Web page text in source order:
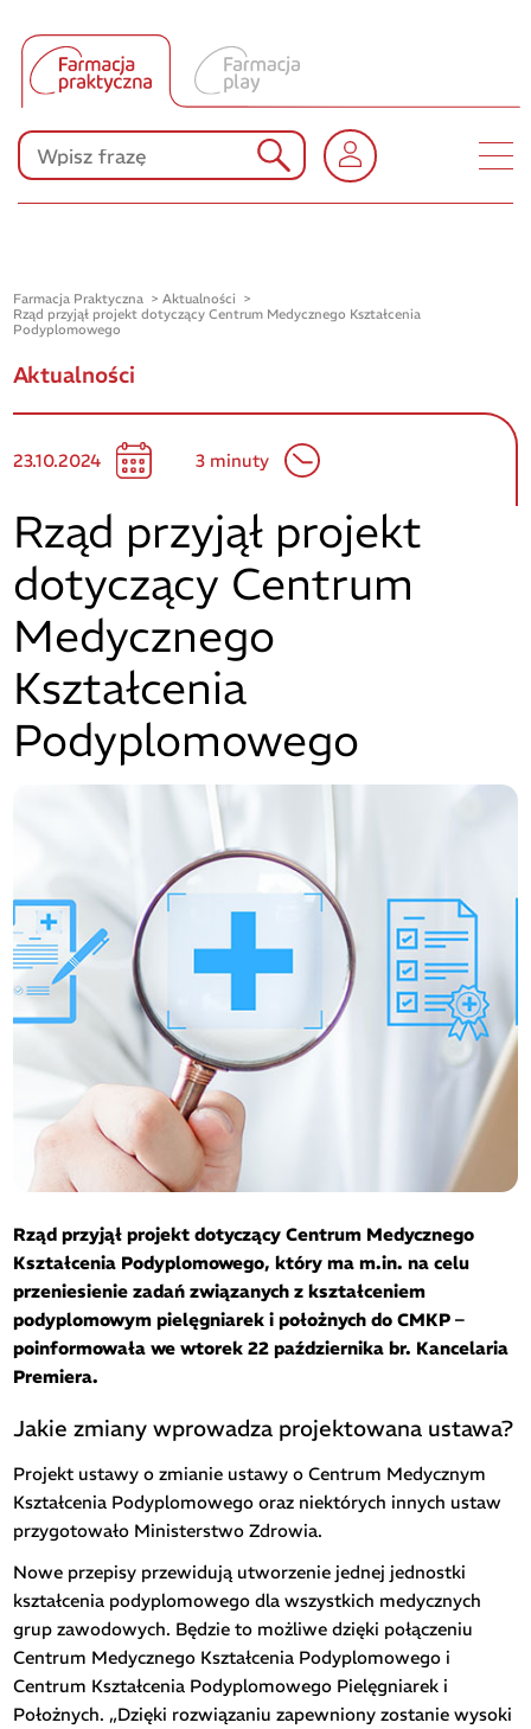
Produkty Polpharmy
KONKURSY
Farmacja Praktyczna
Aktualności
Rząd przyjął projekt dotyczący Centrum Medycznego Kształcenia
Podyplomowego
Aktualności
23.10.2024 3 minuty
Rząd przyjął projekt
dotyczący Centrum
Medycznego
Kształcenia
Podyplomowego
Rząd przyjął projekt dotyczący Centrum Medycznego
Kształcenia Podyplomowego, który ma m.in. na celu
przeniesienie zadań związanych z kształceniem
podyplomowym pielęgniarek i położnych do CMKP –
poinformowała we wtorek 22 października br. Kancelaria
Premiera.
Jakie zmiany wprowadza projektowana ustawa?
Projekt ustawy o zmianie ustawy o Centrum Medycznym
Kształcenia Podyplomowego oraz niektórych innych ustaw
przygotowało Ministerstwo Zdrowia.
Nowe przepisy przewidują utworzenie jednej jednostki
kształcenia podyplomowego dla wszystkich medycznych
grup zawodowych. Będzie to możliwe dzięki połączeniu
Centrum Medycznego Kształcenia Podyplomowego i
Centrum Kształcenia Podyplomowego Pielęgniarek i
Położnych. „Dzięki rozwiązaniu zapewniony zostanie wysoki